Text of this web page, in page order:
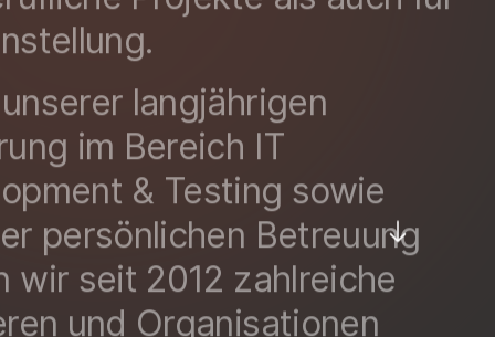
langjährigen
im Bereich IT
& Testing sowie
persönlichen Betreuung
wir seit 2012 zahlreiche
und Organisationen